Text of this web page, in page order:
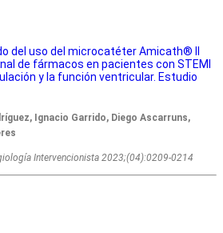
del uso del microcatéter Amicath® II
de fármacos en pacientes con STEMI
y la función ventricular. Estudio
Ignacio Garrido, Diego Ascarruns,
Intervencionista 2023;(04):0209-0214